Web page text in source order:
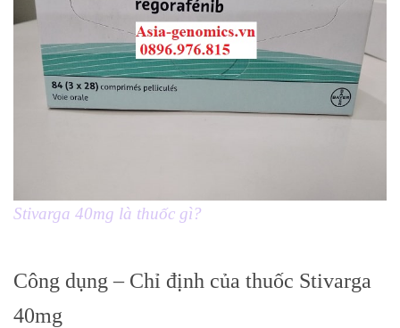
Stivarga 40mg là thuốc gì?
Công dụng – Chỉ định của thuốc Stivarga
40mg